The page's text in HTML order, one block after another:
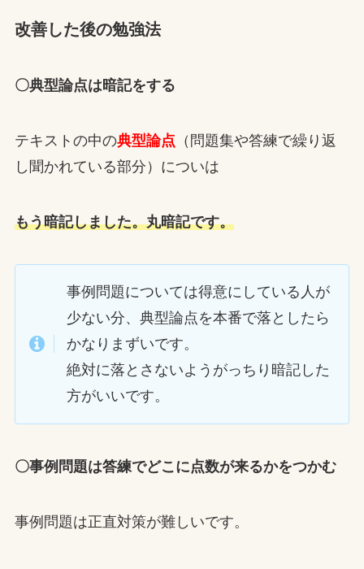
改善した後の勉強法
〇典型論点は暗記をする
テキストの中の典型論点 （問題集や答練で繰り返
し聞かれている部分）についは
もう暗記しました。丸暗記です。
事例問題については得意にしている人が
少ない分、典型論点を本番で落としたら
かなりまずいです。
絶対に落とさないようがっちり暗記した
方がいいです。
〇事例問題は答練でどこに点数が来るかをつかむ
事例問題は正直対策が難しいです。